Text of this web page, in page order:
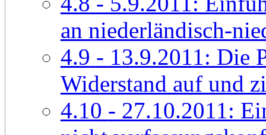
an niederländisch-
4.9 - 13.9.2011: Die
Widerstand auf und
4.10 - 27.10.2011: